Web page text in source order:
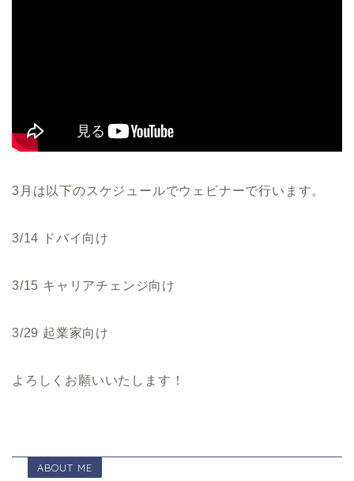
3月は以下のスケジュールでウェビナーで行います。
3/14 ドバイ向け
3/15 キャリアチェンジ向け
3/29 起業家向け
よろしくお願いいたします！
ABOUT ME